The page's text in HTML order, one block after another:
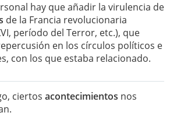
hay que añadir la virulencia de
de la Francia revolucionaria
período del Terror, etc.), que
en los círculos políticos e
con los que estaba relacionado.
ciertos acontecimientos nos